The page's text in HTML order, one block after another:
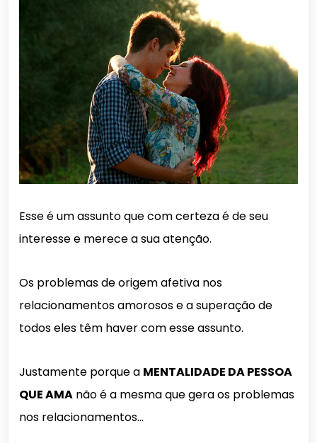
Esse é um assunto que com certeza é de seu
interesse e merece a sua atenção.
Os problemas de origem afetiva nos
relacionamentos amorosos e a superação de
todos eles têm haver com esse assunto.
Justamente porque a MENTALIDADE DA PESSOA
QUE AMA não é a mesma que gera os problemas
nos relacionamentos…